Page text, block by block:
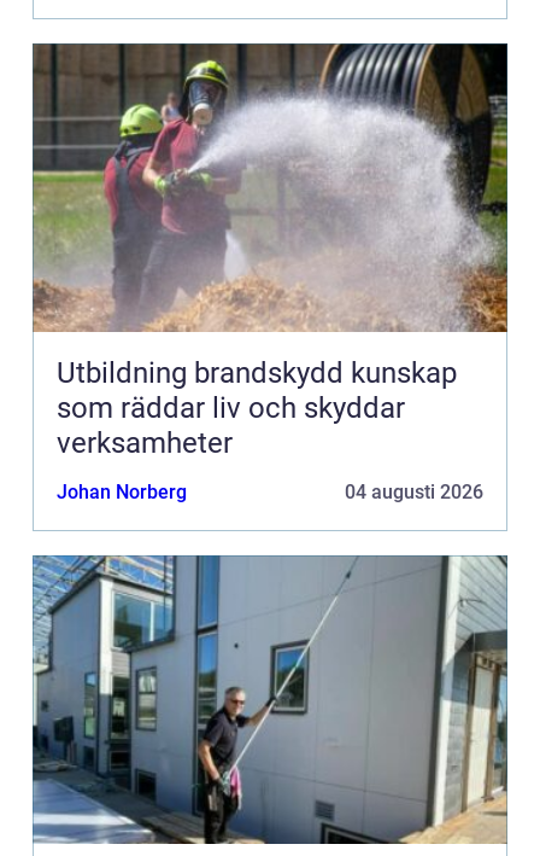
Utbildning brandskydd kunskap
som räddar liv och skyddar
verksamheter
Johan Norberg 04 augusti 2026